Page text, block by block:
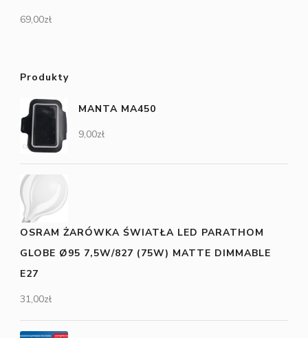
69,00zł
Produkty
MANTA MA450
9,00zł
OSRAM ŻARÓWKA ŚWIATŁA LED PARATHOM
GLOBE Ø95 7,5W/827 (75W) MATTE DIMMABLE
E27
31,00zł